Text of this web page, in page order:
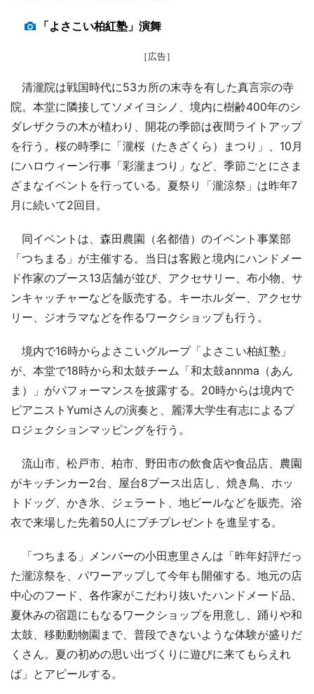
「よさこい柏紅塾」演舞
［広告］
清瀧院は戦国時代に53カ所の末寺を有した真言宗の寺
院。本堂に隣接してソメイヨシノ、境内に樹齢400年のシ
ダレザクラの木が植わり、開花の季節は夜間ライトアップ
を行う。桜の時季に「瀧桜（たきざくら）まつり」、10月
にハロウィーン行事「彩瀧まつり」など、季節ごとにさま
ざまなイベントを行っている。夏祭り「瀧涼祭」は昨年7
月に続いて2回目。
同イベントは、森田農園（名都借）のイベント事業部
「つちまる」が主催する。当日は客殿と境内にハンドメー
ド作家のブース13店舗が並び、アクセサリー、布小物、サ
ンキャッチャーなどを販売する。キーホルダー、アクセサ
リー、ジオラマなどを作るワークショップも行う。
境内で16時からよさこいグループ「よさこい柏紅塾」
が、本堂で18時から和太鼓チーム「和太鼓annma（あん
ま）」がパフォーマンスを披露する。20時からは境内で
ピアニストYumiさんの演奏と、麗澤大学生有志によるプ
ロジェクションマッピングを行う。
流山市、松戸市、柏市、野田市の飲食店や食品店、農園
がキッチンカー2台、屋台8ブース出店し、焼き鳥、ホッ
トドッグ、かき氷、ジェラート、地ビールなどを販売。浴
衣で来場した先着50人にプチプレゼントを進呈する。
「つちまる」メンバーの小田恵里さんは「昨年好評だっ
た瀧涼祭を、パワーアップして今年も開催する。地元の店
中心のフード、各作家がこだわり抜いたハンドメード品、
夏休みの宿題にもなるワークショップを用意し、踊りや和
太鼓、移動動物園まで、普段できないような体験が盛りだ
くさん。夏の初めの思い出づくりに遊びに来てもらえれ
ば」とアピールする。